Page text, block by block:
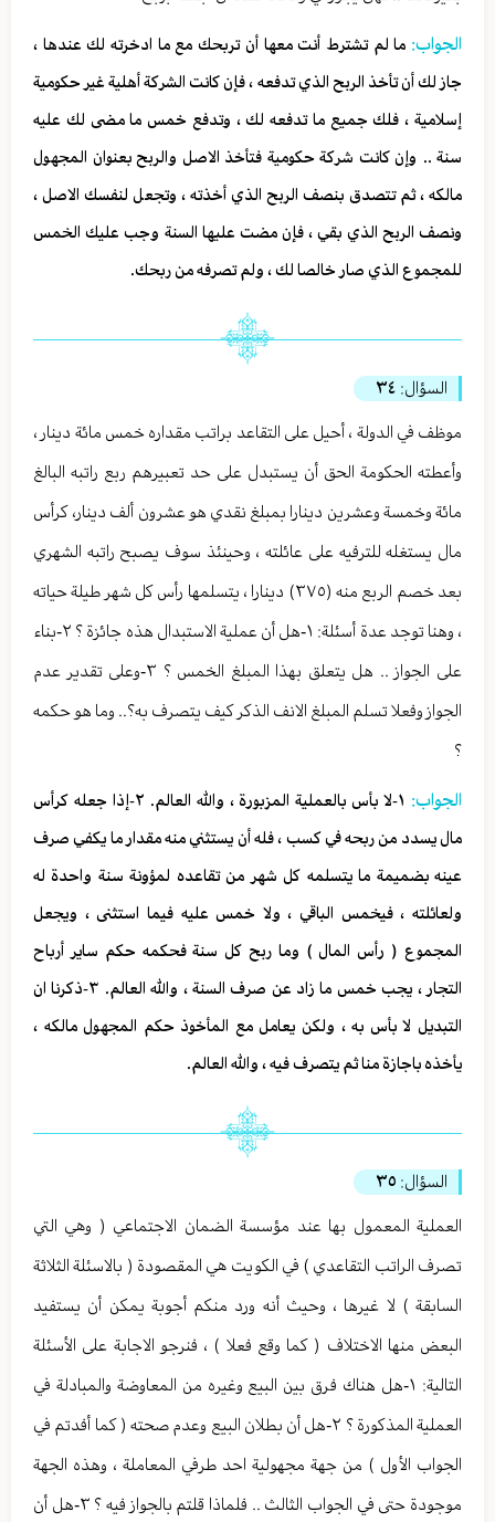
الجواب: ما لم تشترط أنت معها أن تربحك مع ما ادخرته لك عندها ،
جاز لك أن تأخذ الربح الذي تدفعه ، فإن كانت الشركة أهلية غير حكومية
إسلامية ، فلك جميع ما تدفعه لك ، وتدفع خمس ما مضى لك عليه
سنة .. وإن كانت شركة حكومية فتأخذ الاصل والربح بعنوان المجهول
مالكه ، ثم تتصدق بنصف الربح الذي أخذته ، وتجعل لنفسك الاصل ،
ونصف الربح الذي بقي ، فإن مضت عليها السنة وجب عليك الخمس
للمجموع الذي صار خالصا لك ، ولم تصرفه من ربحك.
السؤال: ٣٤
موظف في الدولة ، أحيل على التقاعد براتب مقداره خمس مائة دينار ،
وأعطته الحكومة الحق أن يستبدل على حد تعبيرهم ربع راتبه البالغ
مائة وخمسة وعشرين دينارا بمبلغ نقدي هو عشرون ألف دينار، كرأس
مال يستغله للترفيه على عائلته ، وحينئذ سوف يصبح راتبه الشهري
بعد خصم الربع منه (٣٧٥) دينارا ، يتسلمها رأس كل شهر طيلة حياته
، وهنا توجد عدة أسئلة: ١-هل أن عملية الاستبدال هذه جائزة ؟ ٢-بناء
على الجواز .. هل يتعلق بهذا المبلغ الخمس ؟ ٣-وعلى تقدير عدم
الجواز وفعلا تسلم المبلغ الانف الذكر كيف يتصرف به؟.. وما هو حكمه
؟
الجواب:
١-لا بأس بالعملية المزبورة ، والله العالم. ٢-إذا جعله كرأس
مال يسدد من ربحه في كسب ، فله أن يستثني منه مقدار ما يكفي صرف
عينه بضميمة ما يتسلمه كل شهر من تقاعده لمؤونة سنة واحدة له
ولعائلته ، فيخمس الباقي ، ولا خمس عليه فيما استثنى ، ويجعل
المجموع ( رأس المال ) وما ربح كل سنة فحكمه حكم ساير أرباح
التجار ، يجب خمس ما زاد عن صرف السنة ، والله العالم. ٣-ذكرنا ان
التبديل لا بأس به ، ولكن يعامل مع المأخوذ حكم المجهول مالكه ،
يأخذه باجازة منا ثم يتصرف فيه ، والله العالم.
السؤال: ٣٥
العملية المعمول بها عند مؤسسة الضمان الاجتماعي ( وهي التي
تصرف الراتب التقاعدي ) في الكويت هي المقصودة ( بالاسئلة الثلاثة
السابقة ) لا غيرها ، وحيث أنه ورد منكم أجوبة يمكن أن يستفيد
البعض منها الاختلاف ( كما وقع فعلا ) ، فنرجو الاجابة على الأسئلة
التالية: ١-هل هناك فرق بين البيع وغيره من المعاوضة والمبادلة في
العملية المذكورة ؟ ٢-هل أن بطلان البيع وعدم صحته ( كما أفدتم في
الجواب الأول ) من جهة مجهولية احد طرفي المعاملة ، وهذه الجهة
موجودة حتى في الجواب الثالث .. فلماذا قلتم بالجواز فيه ؟ ٣-هل أن